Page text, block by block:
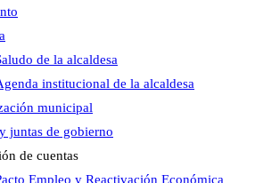
de la alcaldesa
institucional de la alcaldesa
municipal
juntas de gobierno
de cuentas
Empleo y Reactivación Económica